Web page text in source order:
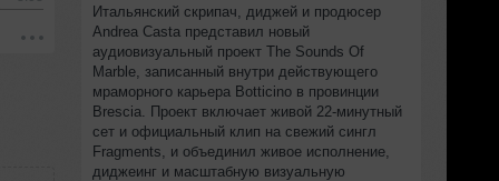
Итальянский скрипач, диджей и продюсер
Andrea Casta представил новый
аудиовизуальный проект The Sounds Of
Marble, записанный внутри действующего
мраморного карьера Botticino в провинции
Brescia. Проект включает живой 22‑минутный
сет и официальный клип на свежий сингл
Fragments, и объединил живое исполнение,
диджеинг и масштабную визуальную